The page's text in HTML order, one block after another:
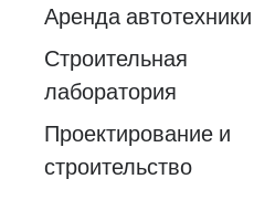
Аренда автотехники
Строительная
лаборатория
Проектирование и
строительство